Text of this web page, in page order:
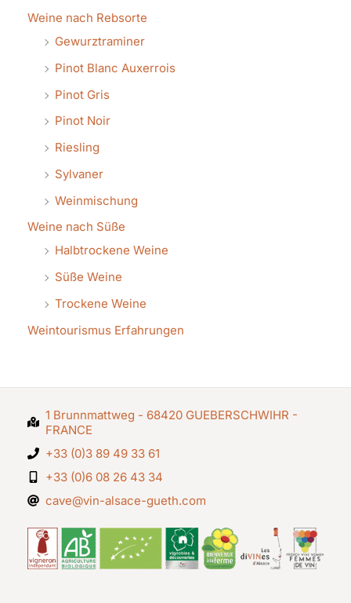
Weine nach Rebsorte
Gewurztraminer
Pinot Blanc Auxerrois
Pinot Gris
Pinot Noir
Riesling
Sylvaner
Weinmischung
Weine nach Süße
Halbtrockene Weine
Süße Weine
Trockene Weine
Weintourismus Erfahrungen
1 Brunnmattweg - 68420 GUEBERSCHWIHR -
FRANCE
+33 (0)3 89 49 33 61
+33 (0)6 08 26 43 34
cave@vin-alsace-gueth.com